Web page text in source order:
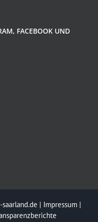
FACEBOOK UND
| Impressum |